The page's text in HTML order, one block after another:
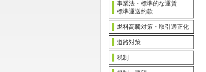
事業法・標準的な運賃
標準運送約款
燃料高騰対策・取引適正化
道路対策
税制